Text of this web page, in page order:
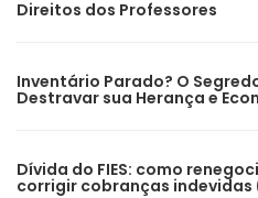
Direitos dos Professores
Inventário Parado? O
Destravar sua Herança e
Dívida do FIES: como
corrigir cobranças indevidas